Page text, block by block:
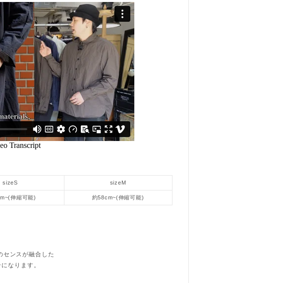
sizeS sizeM
伸縮可能) 約58cm~(伸縮可能)
ンスが融合した
なります。